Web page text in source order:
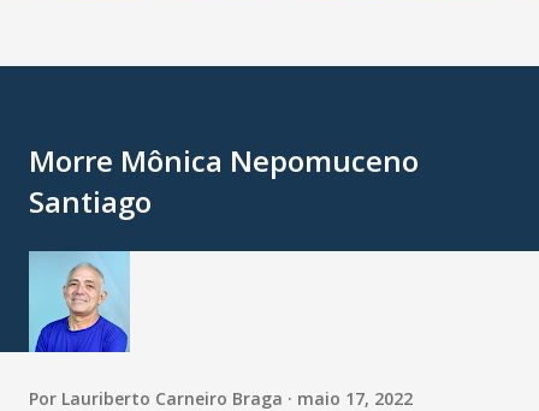
Morre Mônica Nepomuceno
Santiago
Por Lauriberto Carneiro Braga maio 17, 2022